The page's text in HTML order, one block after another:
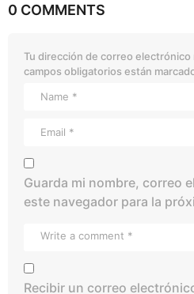
0 COMMENTS
Tu dirección de correo electrónico
campos obligatorios están
Guarda mi nombre, correo
este navegador para la
Recibir un correo